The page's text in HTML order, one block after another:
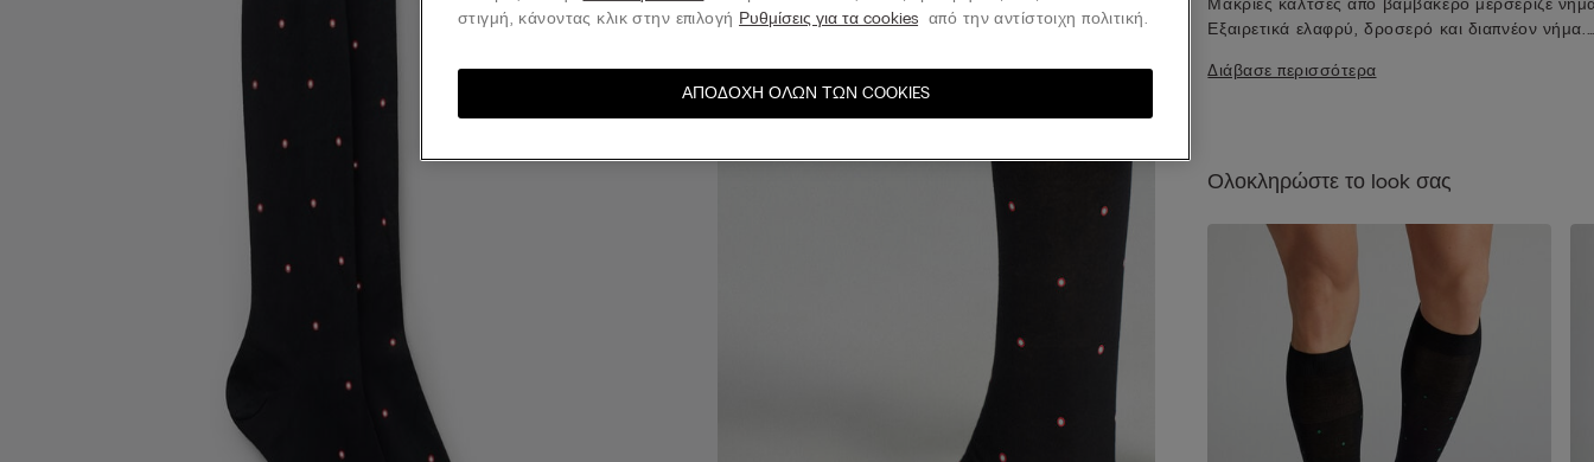
Μακριές κάλτσες από βαμβακερό μερσεριζέ
Εξαιρετικά ελαφρύ, δροσερό και διαπνέον νήμα.
Διάβασε περισσότερα
Ολοκληρώστε το look σας
στιγμή, κάνοντας κλικ στην επιλογή Ρυθμίσεις για τα cookies από την αντίστοιχη πολιτική.
ΑΠΟΔΟΧΉ ΌΛΩΝ ΤΩΝ COOKIES